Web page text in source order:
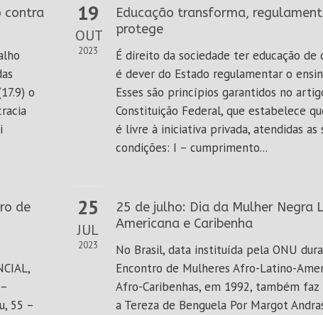
contra
o
19
OUT
2023
Educação transforma,
protege
É direito da sociedade ter educação de
é dever do Estado regulamentar o
Esses são princípios garantidos no
Constituição Federal, que estabelece
é livre à iniciativa privada, atendidas as
condições: I – cumprimento...
de
55 –
25
JUL
2023
25 de julho: Dia da Mulher Negra
Americana e Caribenha
No Brasil, data instituída pela ONU
Encontro de Mulheres Afro-Latino-
Afro-Caribenhas, em 1992, também faz
a Tereza de Benguela Por Margot